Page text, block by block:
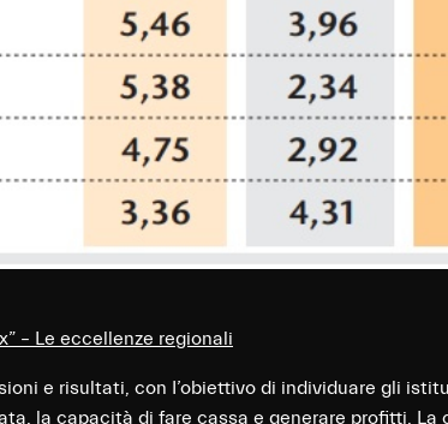
– Le eccellenze regionali
e risultati, con I’obiettivo di individuare gli
la capacità di fare cassa e generare profitti. La